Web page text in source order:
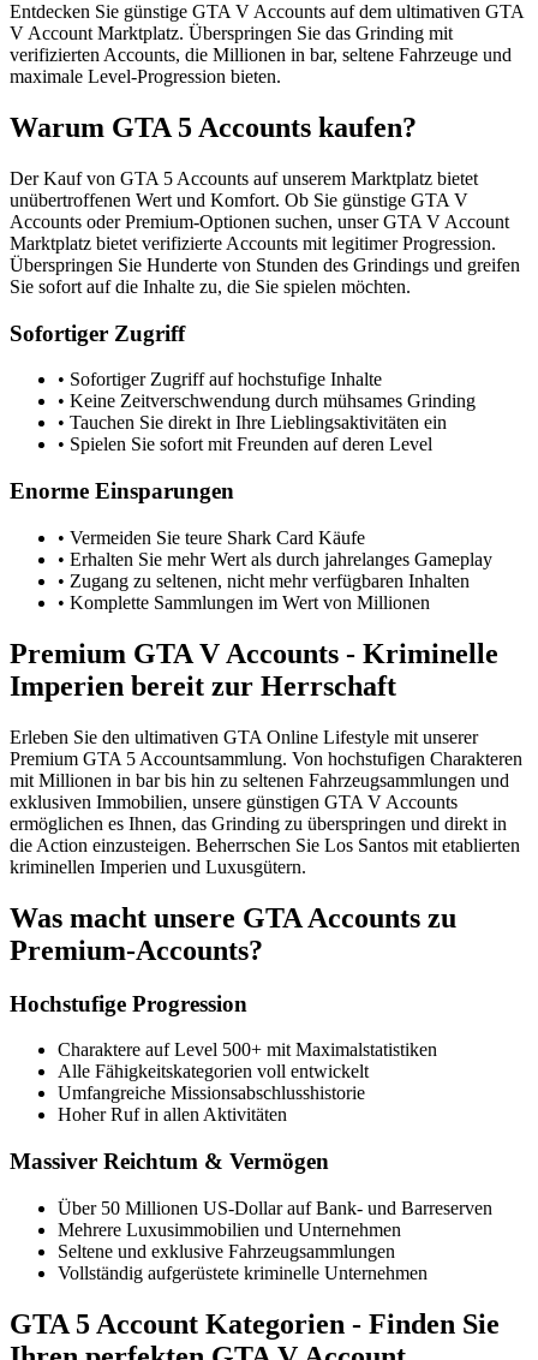
Entdecken Sie günstige GTA V Accounts auf dem ultimativen GTA
V Account Marktplatz. Überspringen Sie das Grinding mit
verifizierten Accounts, die Millionen in bar, seltene Fahrzeuge und
maximale Level-Progression bieten.
Warum GTA 5 Accounts kaufen?
Der Kauf von GTA 5 Accounts auf unserem Marktplatz bietet
unübertroffenen Wert und Komfort. Ob Sie günstige GTA V
Accounts oder Premium-Optionen suchen, unser GTA V Account
Marktplatz bietet verifizierte Accounts mit legitimer Progression.
Überspringen Sie Hunderte von Stunden des Grindings und greifen
Sie sofort auf die Inhalte zu, die Sie spielen möchten.
Sofortiger Zugriff
• Sofortiger Zugriff auf hochstufige Inhalte
• Keine Zeitverschwendung durch mühsames Grinding
• Tauchen Sie direkt in Ihre Lieblingsaktivitäten ein
• Spielen Sie sofort mit Freunden auf deren Level
Enorme Einsparungen
• Vermeiden Sie teure Shark Card Käufe
• Erhalten Sie mehr Wert als durch jahrelanges Gameplay
• Zugang zu seltenen, nicht mehr verfügbaren Inhalten
• Komplette Sammlungen im Wert von Millionen
Premium GTA V Accounts - Kriminelle
Imperien bereit zur Herrschaft
Erleben Sie den ultimativen GTA Online Lifestyle mit unserer
Premium GTA 5 Accountsammlung. Von hochstufigen Charakteren
mit Millionen in bar bis hin zu seltenen Fahrzeugsammlungen und
exklusiven Immobilien, unsere günstigen GTA V Accounts
ermöglichen es Ihnen, das Grinding zu überspringen und direkt in
die Action einzusteigen. Beherrschen Sie Los Santos mit etablierten
kriminellen Imperien und Luxusgütern.
Was macht unsere GTA Accounts zu
Premium-Accounts?
Hochstufige Progression
Charaktere auf Level 500+ mit Maximalstatistiken
Alle Fähigkeitskategorien voll entwickelt
Umfangreiche Missionsabschlusshistorie
Hoher Ruf in allen Aktivitäten
Massiver Reichtum & Vermögen
Über 50 Millionen US-Dollar auf Bank- und Barreserven
Mehrere Luxusimmobilien und Unternehmen
Seltene und exklusive Fahrzeugsammlungen
Vollständig aufgerüstete kriminelle Unternehmen
GTA 5 Account Kategorien - Finden Sie